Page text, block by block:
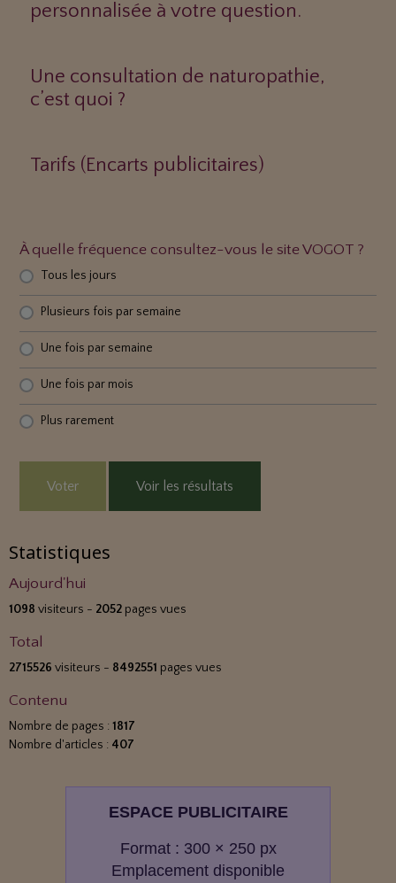
personnalisée à votre question.
Une consultation de naturopathie,
c’est quoi ?
Tarifs (Encarts publicitaires)
À quelle fréquence consultez-vous le site VOGOT ?
Tous les jours
Plusieurs fois par semaine
Une fois par semaine
Une fois par mois
Plus rarement
Voter Voir les résultats
Statistiques
Aujourd'hui
1098 visiteurs - 2052 pages vues
Total
2715526 visiteurs - 8492551 pages vues
Contenu
Nombre de pages : 1817
Nombre d'articles : 407
ESPACE PUBLICITAIRE
Format : 300 × 250 px
Emplacement disponible